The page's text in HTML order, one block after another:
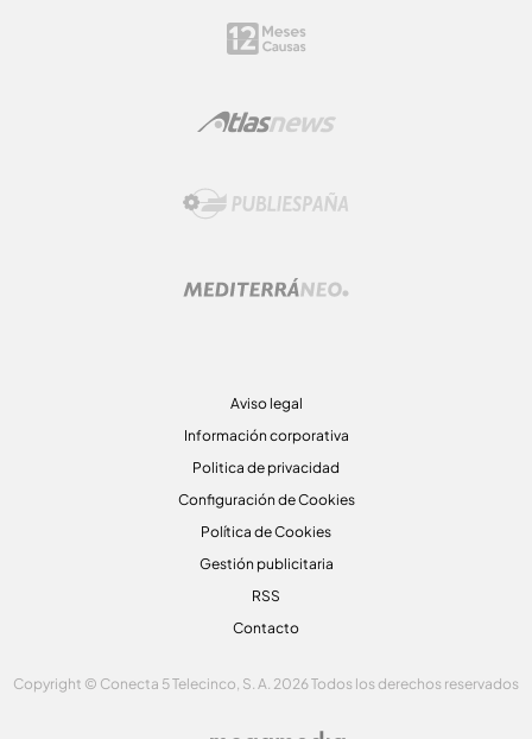
Aviso legal
Información corporativa
Politica de privacidad
Configuración de Cookies
Política de Cookies
Gestión publicitaria
RSS
Contacto
Copyright © Conecta 5 Telecinco, S. A. 2026 Todos los derechos reservados